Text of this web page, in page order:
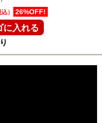
込） 26%OFF!